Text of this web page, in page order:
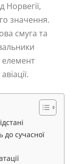
Норвегії,
значення.
смуга та
до сучасної